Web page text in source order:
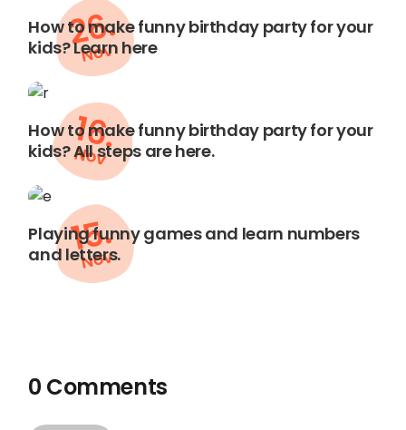
26.
Nov
How to make funny birthday party for your
kids? Learn here
16.
Nov
How to make funny birthday party for your
kids? All steps are here.
15.
Nov
Playing funny games and learn numbers
and letters.
0 Comments